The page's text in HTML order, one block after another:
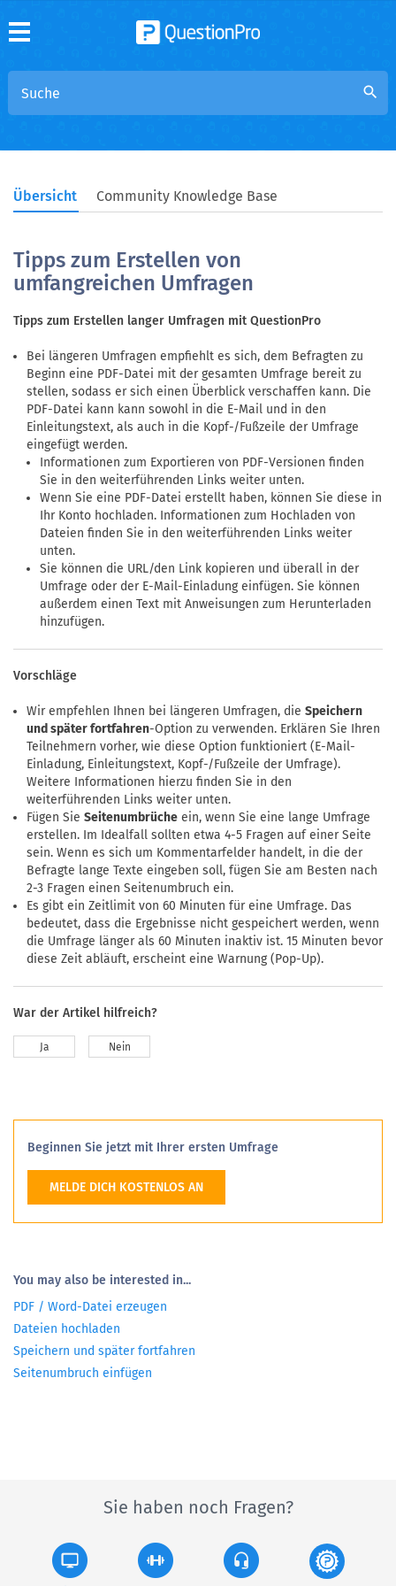
search
Übersicht Community Knowledge Base
Tipps zum Erstellen von
umfangreichen Umfragen
Tipps zum Erstellen langer Umfragen mit QuestionPro
Bei längeren Umfragen empfiehlt es sich, dem Befragten zu
Beginn eine PDF-Datei mit der gesamten Umfrage bereit zu
stellen, sodass er sich einen Überblick verschaffen kann. Die
PDF-Datei kann kann sowohl in die E-Mail und in den
Einleitungstext, als auch in die Kopf-/Fußzeile der Umfrage
eingefügt werden.
Informationen zum Exportieren von PDF-Versionen finden
Sie in den weiterführenden Links weiter unten.
Wenn Sie eine PDF-Datei erstellt haben, können Sie diese in
Ihr Konto hochladen. Informationen zum Hochladen von
Dateien finden Sie in den weiterführenden Links weiter
unten.
Sie können die URL/den Link kopieren und überall in der
Umfrage oder der E-Mail-Einladung einfügen. Sie können
außerdem einen Text mit Anweisungen zum Herunterladen
hinzufügen.
Vorschläge
Wir empfehlen Ihnen bei längeren Umfragen, die Speichern
und später fortfahren-Option zu verwenden. Erklären Sie Ihren
Teilnehmern vorher, wie diese Option funktioniert (E-Mail-
Einladung, Einleitungstext, Kopf-/Fußzeile der Umfrage).
Weitere Informationen hierzu finden Sie in den
weiterführenden Links weiter unten.
Fügen Sie Seitenumbrüche ein, wenn Sie eine lange Umfrage
erstellen. Im Idealfall sollten etwa 4-5 Fragen auf einer Seite
sein. Wenn es sich um Kommentarfelder handelt, in die der
Befragte lange Texte eingeben soll, fügen Sie am Besten nach
2-3 Fragen einen Seitenumbruch ein.
Es gibt ein Zeitlimit von 60 Minuten für eine Umfrage. Das
bedeutet, dass die Ergebnisse nicht gespeichert werden, wenn
die Umfrage länger als 60 Minuten inaktiv ist. 15 Minuten bevor
diese Zeit abläuft, erscheint eine Warnung (Pop-Up).
War der Artikel hilfreich?
Ja Nein
Beginnen Sie jetzt mit Ihrer ersten Umfrage
MELDE DICH KOSTENLOS AN
You may also be interested in...
PDF / Word-Datei erzeugen
Dateien hochladen
Speichern und später fortfahren
Seitenumbruch einfügen
Sie haben noch Fragen?